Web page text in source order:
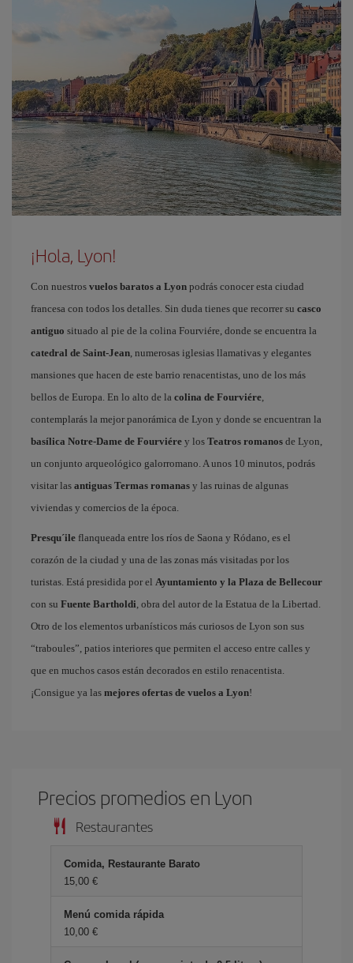
¡Hola, Lyon!
Con nuestros vuelos baratos a Lyon podrás conocer esta ciudad
francesa con todos los detalles. Sin duda tienes que recorrer su casco
antiguo situado al pie de la colina Fourviére, donde se encuentra la
catedral de Saint-Jean, numerosas iglesias llamativas y elegantes
mansiones que hacen de este barrio renacentistas, uno de los más
bellos de Europa. En lo alto de la colina de Fourviére,
contemplarás la mejor panorámica de Lyon y donde se encuentran la
basílica Notre-Dame de Fourviére y los Teatros romanos de Lyon,
un conjunto arqueológico galorromano. A unos 10 minutos, podrás
visitar las antiguas Termas romanas y las ruinas de algunas
viviendas y comercios de la época.
Presqu´ile flanqueada entre los ríos de Saona y Ródano, es el
corazón de la ciudad y una de las zonas más visitadas por los
turistas. Está presidida por el Ayuntamiento y la Plaza de Bellecour
con su Fuente Bartholdi, obra del autor de la Estatua de la Libertad.
Otro de los elementos urbanísticos más curiosos de Lyon son sus
“traboules”, patios interiores que permiten el acceso entre calles y
que en muchos casos están decorados en estilo renacentista.
¡Consigue ya las mejores ofertas de vuelos a Lyon!
Precios promedios en Lyon
Restaurantes
Comida, Restaurante Barato
15,00 €
Menú comida rápida
10,00 €